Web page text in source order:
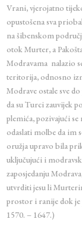
Vrani, vjerojatno
opustošena sva
na šibenskom
otok Murter, a
Modravama nalazio
teritorija, odnosno
Modrave ostale sve
da su Turci zauvijek
plemića, pozivajući
odaslati molbe da im
oružja upravo bila
uključujući i
zaposjedanju
utvrditi jesu li
prostor i ranije dok je
1570. – 1647.)